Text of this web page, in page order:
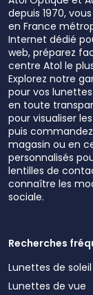
depuis 1970,
en France
Internet dédié
web, préparez
centre Atol le
Explorez notre
pour vos
en toute
pour visualiser
puis
magasin ou en
personnalisés
lentilles de
connaître les
sociale.
Recherches
Lunettes de soleil
Lunettes de vue